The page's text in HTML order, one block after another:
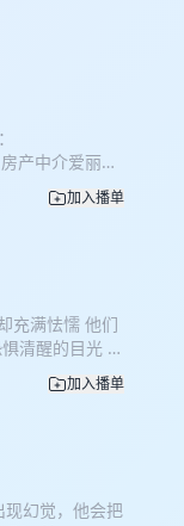
产中介爱丽丝
的主人，谢尔
秘真相。 轴/
竹板子、麻将
翻个身还嘎吱
」✨ 怎么说
那种“冰你一
刺骨， 就像床
，躺下去不翻
夜黏席子的尴
边睡边护肤
底层 | 4D透
也不跑位 ✔️ 侧
加入播单
充满怯懦 他们
清醒的目光 当
谋，平庸之恶
翁偲喆
报道 德国之声
刊中案件相关
案件相关报
继续讲下去：
加入播单
幻觉，他会把